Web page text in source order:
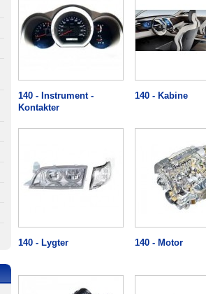
140 - Instrument -
Kontakter
140 - Kabine
140 - Lygter 140 - Motor